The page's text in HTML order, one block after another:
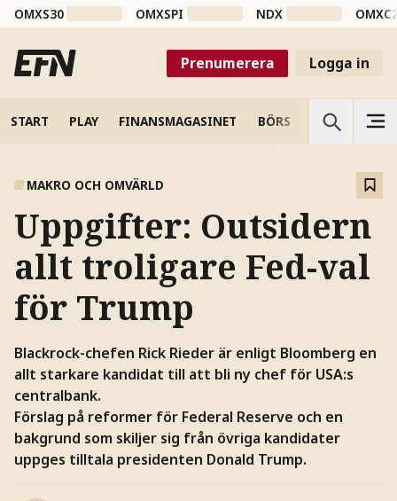
OMXS30 OMXSPI NDX
Prenumerera Logga in
START PLAY FINANSMAGASINET BÖRS VETENSKAP
MAKRO OCH OMVÄRLD
Uppgifter: Outsidern
allt troligare Fed-val
för Trump
Blackrock-chefen Rick Rieder är enligt Bloomberg en
allt starkare kandidat till att bli ny chef för USA:s
centralbank.
Förslag på reformer för Federal Reserve och en
bakgrund som skiljer sig från övriga kandidater
uppges tilltala presidenten Donald Trump.